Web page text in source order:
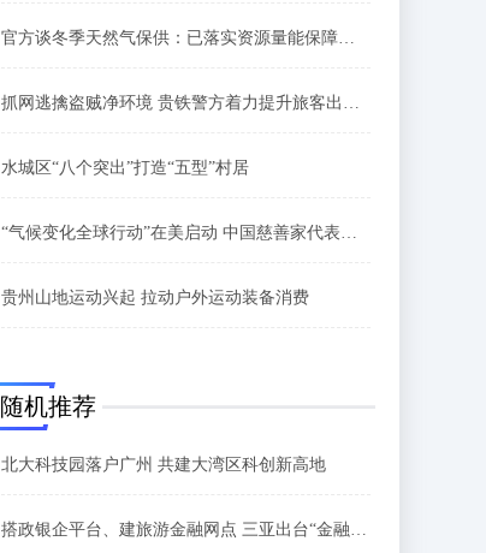
官方谈冬季天然气保供：已落实资源量能保障民生用气需求
抓网逃擒盗贼净环境 贵铁警方着力提升旅客出行安全感
水城区“八个突出”打造“五型”村居
“气候变化全球行动”在美启动 中国慈善家代表发布7项倡议
贵州山地运动兴起 拉动户外运动装备消费
随机推荐
北大科技园落户广州 共建大湾区科创新高地
搭政银企平台、建旅游金融网点 三亚出台“金融+旅游”措施